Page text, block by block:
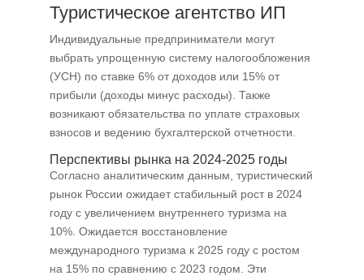
Туристическое агентство ИП
Индивидуальные предприниматели могут
выбрать упрощенную систему налогообложения
(УСН) по ставке 6% от доходов или 15% от
прибыли (доходы минус расходы). Также
возникают обязательства по уплате страховых
взносов и ведению бухгалтерской отчетности.
Перспективы рынка на 2024-2025 годы
Согласно аналитическим данным, туристический
рынок России ожидает стабильный рост в 2024
году с увеличением внутреннего туризма на
10%. Ожидается восстановление
международного туризма к 2025 году с ростом
на 15% по сравнению с 2023 годом. Эти